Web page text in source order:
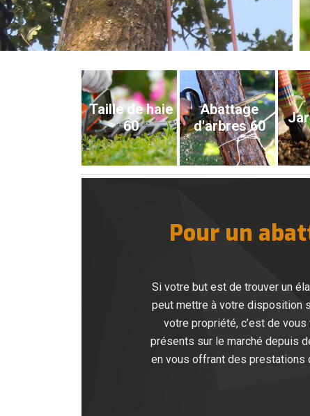
Taille de haie
60
Abattage
d'arbres 60
Pour un
Si votre but est de trouver un
peut mettre à votre disposition
votre propriété, c’est de
présents sur le marché depuis
en vous offrant des prestations